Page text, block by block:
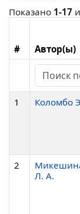
Показано 1-17
# Автор(ы)
1 Коломбо
2
Л. А.